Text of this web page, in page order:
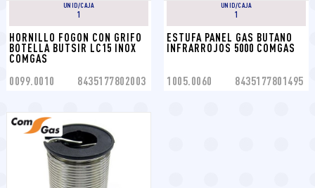
UNID/CAJA
1
HORNILLO FOGON CON GRIFO
BOTELLA BUTSIR LC15 INOX
COMGAS
0099.0010 8435177802003
UNID/CAJA
1
ESTUFA PANEL GAS BUTANO
INFRARROJOS 5000 COMGAS
1005.0060 8435177801495